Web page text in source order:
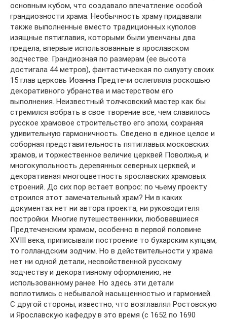
основным кубом, что создавало впечатление особой
грандиозности храма. Необычность храму придавали
также выполненные вместо традиционных куполов
изящные пятиглавия, которыми были увенчаны два
предела, впервые использованные в ярославском
зодчестве. Грандиозная по размерам (ее высота
достигала 44 метров), фантастическая по силуэту своих
15 глав церковь Иоанна Предтечи ослепляла роскошью
декоративного убранства и мастерством его
выполнения. Неизвестный толчковский мастер как бы
стремился вобрать в свое творение все, чем славилось
русское храмовое строительство его эпохи, сохраняя
удивительную гармоничность. Сведено в единое целое и
соборная представительность пятиглавых московских
храмов, и торжественное величие церквей Поволжья, и
многокупольность деревянных северных церквей, и
декоративная многоцветность ярославских храмовых
строений. До сих пор встает вопрос: по чьему проекту
строился этот замечательный храм? Ни в каких
документах нет ни автора проекта, ни руководителя
постройки. Многие путешественники, любовавшиеся
Предтеченским храмом, особенно в первой половине
XVIII века, приписывали построение то бухарским купцам,
то голландским зодчим. Но в действительности у храма
нет ни одной детали, несвойственной русскому
зодчеству и декоративному оформлению, не
использованному ранее. Но здесь эти детали
воплотились с небывалой насыщенностью и гармонией.
С другой стороны, известно, что возглавлял Ростовскую
и Ярославскую кафедру в это время (с 1652 по 1690